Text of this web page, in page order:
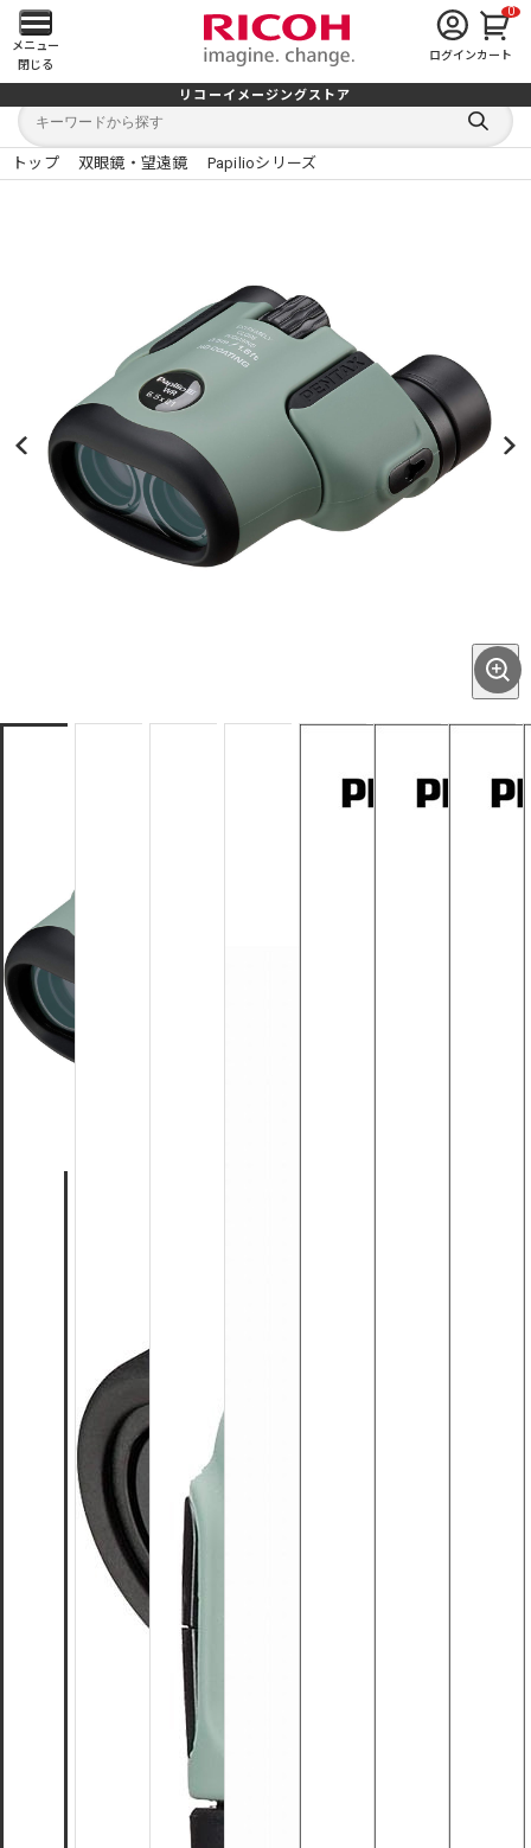
メ
イ
ン
メ
開
く
メニュー
閉じる
ログイン
0
カート
リコーイメージングストア
キ
ワ
ー
キ
検
索
る
トップ 双眼鏡・望遠鏡 Papilioシリーズ